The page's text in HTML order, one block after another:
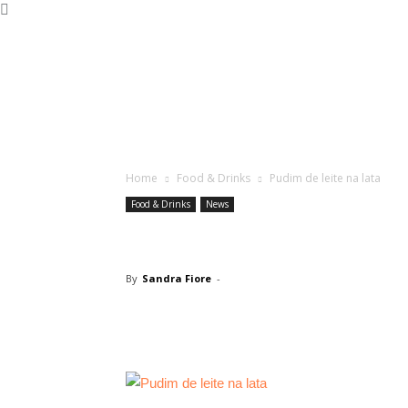
Home Food & Drinks Pudim de leite na lata
Food & Drinks News
By Sandra Fiore -